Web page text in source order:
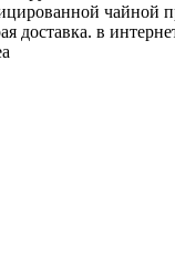
чайной
доставка. в